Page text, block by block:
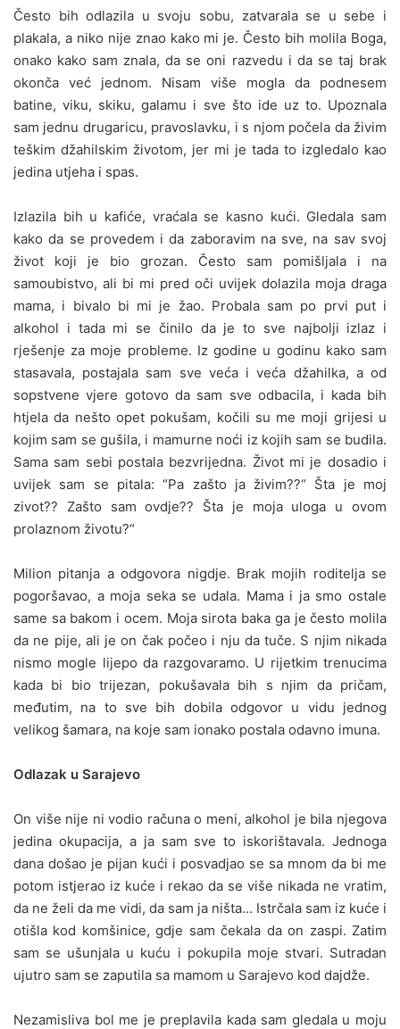
Često bih odlazila u svoju sobu, zatvarala se u sebe i
plakala, a niko nije znao kako mi je. Često bih molila Boga,
onako kako sam znala, da se oni razvedu i da se taj brak
okonča već jednom. Nisam više mogla da podnesem
batine, viku, skiku, galamu i sve što ide uz to. Upoznala
sam jednu drugaricu, pravoslavku, i s njom počela da živim
teškim džahilskim životom, jer mi je tada to izgledalo kao
jedina utjeha i spas.
Izlazila bih u kafiće, vraćala se kasno kući. Gledala sam
kako da se provedem i da zaboravim na sve, na sav svoj
život koji je bio grozan. Često sam pomišljala i na
samoubistvo, ali bi mi pred oči uvijek dolazila moja draga
mama, i bivalo bi mi je žao. Probala sam po prvi put i
alkohol i tada mi se činilo da je to sve najbolji izlaz i
rješenje za moje probleme. Iz godine u godinu kako sam
stasavala, postajala sam sve veća i veća džahilka, a od
sopstvene vjere gotovo da sam sve odbacila, i kada bih
htjela da nešto opet pokušam, kočili su me moji grijesi u
kojim sam se gušila, i mamurne noći iz kojih sam se budila.
Sama sam sebi postala bezvrijedna. Život mi je dosadio i
uvijek sam se pitala: “Pa zašto ja živim??“ Šta je moj
zivot?? Zašto sam ovdje?? Šta je moja uloga u ovom
prolaznom životu?“
Milion pitanja a odgovora nigdje. Brak mojih roditelja se
pogoršavao, a moja seka se udala. Mama i ja smo ostale
same sa bakom i ocem. Moja sirota baka ga je često molila
da ne pije, ali je on čak počeo i nju da tuče. S njim nikada
nismo mogle lijepo da razgovaramo. U rijetkim trenucima
kada bi bio trijezan, pokušavala bih s njim da pričam,
međutim, na to sve bih dobila odgovor u vidu jednog
velikog šamara, na koje sam ionako postala odavno imuna.
Odlazak u Sarajevo
On više nije ni vodio računa o meni, alkohol je bila njegova
jedina okupacija, a ja sam sve to iskorištavala. Jednoga
dana došao je pijan kući i posvadjao se sa mnom da bi me
potom istjerao iz kuće i rekao da se više nikada ne vratim,
da ne želi da me vidi, da sam ja ništa… Istrčala sam iz kuće i
otišla kod komšinice, gdje sam čekala da on zaspi. Zatim
sam se ušunjala u kuću i pokupila moje stvari. Sutradan
ujutro sam se zaputila sa mamom u Sarajevo kod dajdže.
Nezamisliva bol me je preplavila kada sam gledala u moju